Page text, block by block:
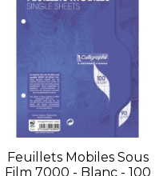
Feuillets Mobiles Sous
Film 7000 - Blanc - 100